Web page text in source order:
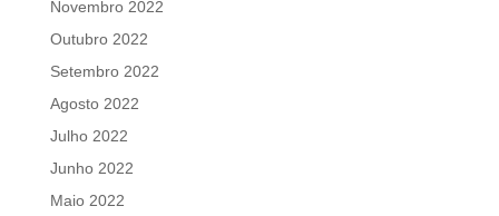
Novembro 2022
Outubro 2022
Setembro 2022
Agosto 2022
Julho 2022
Junho 2022
Maio 2022